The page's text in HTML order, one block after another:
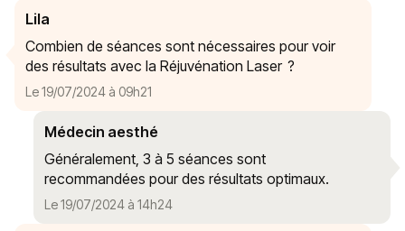
Lila
Combien de séances sont nécessaires pour voir
des résultats avec la Réjuvénation Laser ?
Le 19/07/2024 à 09h21
Médecin aesthé
Généralement, 3 à 5 séances sont
recommandées pour des résultats optimaux.
Le 19/07/2024 à 14h24